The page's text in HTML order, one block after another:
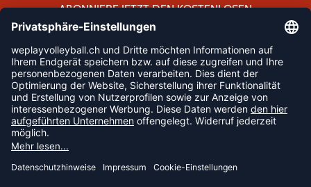
ABONNIERE JETZT DEN KOSTENLOSEN
WEPLAYVOLLEYBALL-NEWSLETTER UND VERPASSE KEINE
JETZT ANMELDEN
FOLLOW US